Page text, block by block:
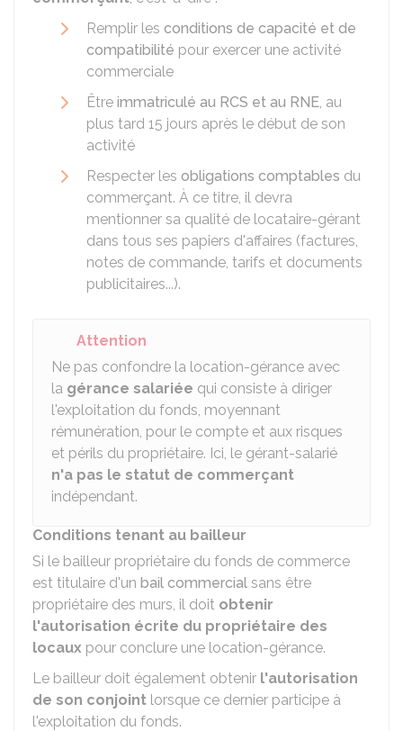
Remplir les conditions de capacité et de
compatibilité pour exercer une activité
commerciale
Être immatriculé au RCS et au RNE, au
plus tard 15 jours après le début de son
activité
Respecter les obligations comptables du
commerçant. À ce titre, il devra
mentionner sa qualité de locataire-gérant
dans tous ses papiers d'affaires (factures,
notes de commande, tarifs et documents
publicitaires...).
Attention
Ne pas confondre la location-gérance avec
la gérance salariée qui consiste à diriger
l'exploitation du fonds, moyennant
rémunération, pour le compte et aux risques
et périls du propriétaire. Ici, le gérant-salarié
n'a pas le statut de commerçant
indépendant.
Conditions tenant au bailleur
Si le bailleur propriétaire du fonds de commerce
est titulaire d'un bail commercial sans être
propriétaire des murs, il doit obtenir
l'autorisation écrite du propriétaire des
locaux pour conclure une location-gérance.
Le bailleur doit également obtenir l'autorisation
de son conjoint lorsque ce dernier participe à
l'exploitation du fonds.